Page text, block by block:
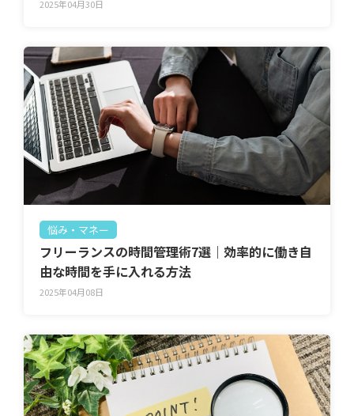
2025年04月30日
悩み・マネー
フリーランスの時間管理術7選｜効率的に働き自
由な時間を手に入れる方法
2025年04月08日